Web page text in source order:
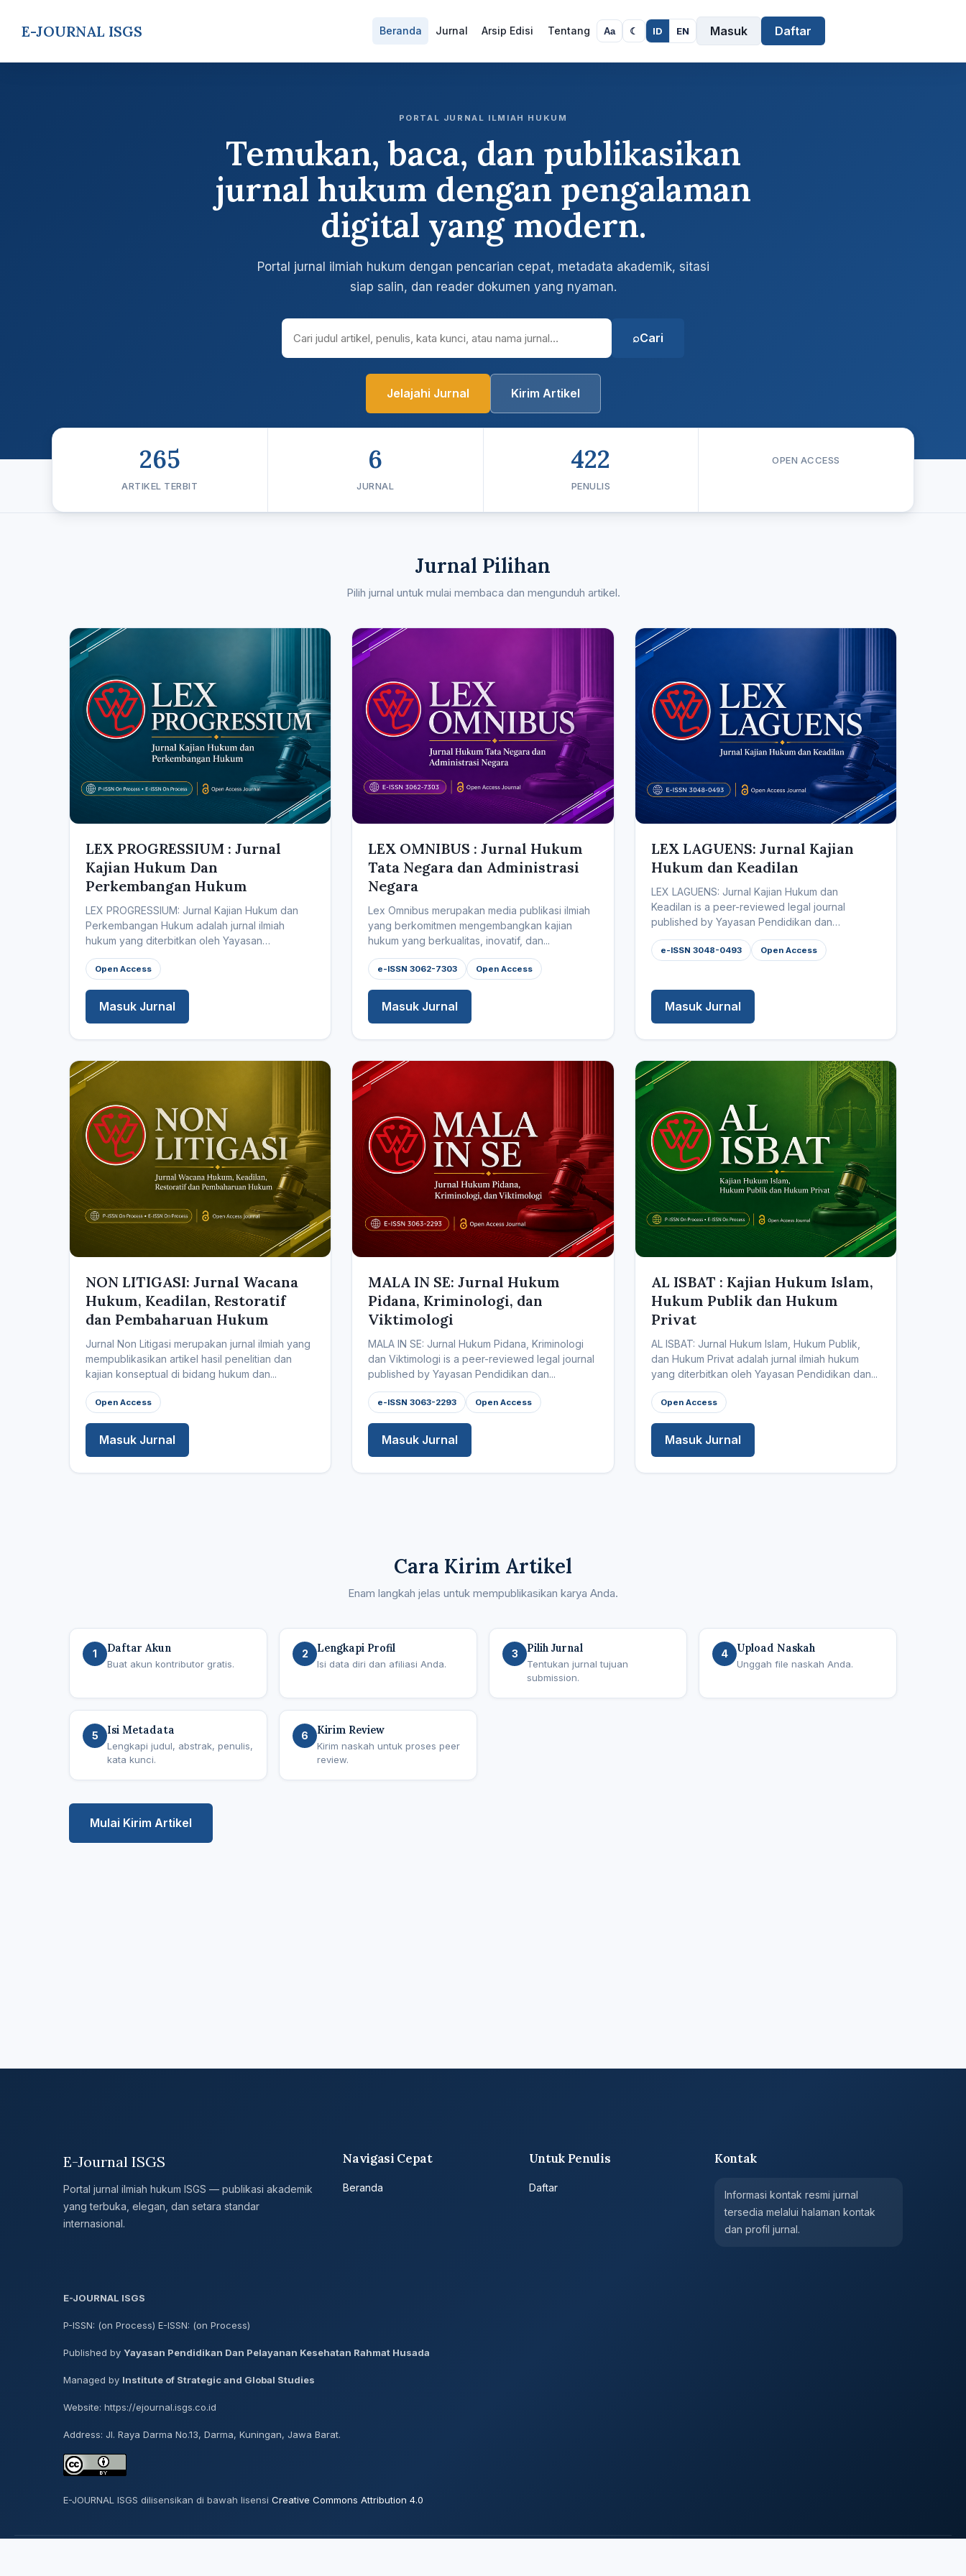
E-JOURNAL ISGS Beranda Jurnal Arsip Edisi Tentang Aa ☾ ID EN Masuk Daftar
PORTAL JURNAL ILMIAH HUKUM
Temukan, baca, dan publikasikan
jurnal hukum dengan pengalaman
digital yang modern.
Portal jurnal ilmiah hukum dengan pencarian cepat, metadata akademik, sitasi
siap salin, dan reader dokumen yang nyaman.
Cari
Jelajahi Jurnal Kirim Artikel
265
ARTIKEL TERBIT
6
JURNAL
422
PENULIS
OPEN ACCESS
Jurnal Pilihan
Pilih jurnal untuk mulai membaca dan mengunduh artikel.
LEX PROGRESSIUM : Jurnal
Kajian Hukum Dan
Perkembangan Hukum
LEX PROGRESSIUM: Jurnal Kajian Hukum dan
Perkembangan Hukum adalah jurnal ilmiah
hukum yang diterbitkan oleh Yayasan
Pendidikan dan...
Open Access
Masuk Jurnal
LEX OMNIBUS : Jurnal Hukum
Tata Negara dan Administrasi
Negara
Lex Omnibus merupakan media publikasi ilmiah
yang berkomitmen mengembangkan kajian
hukum yang berkualitas, inovatif, dan...
e-ISSN 3062-7303 Open Access
Masuk Jurnal
LEX LAGUENS: Jurnal Kajian
Hukum dan Keadilan
LEX LAGUENS: Jurnal Kajian Hukum dan
Keadilan is a peer-reviewed legal journal
published by Yayasan Pendidikan dan
Pelayanan Kesehatan...
e-ISSN 3048-0493 Open Access
Masuk Jurnal
NON LITIGASI: Jurnal Wacana
Hukum, Keadilan, Restoratif
dan Pembaharuan Hukum
Jurnal Non Litigasi merupakan jurnal ilmiah yang
mempublikasikan artikel hasil penelitian dan
kajian konseptual di bidang hukum dan...
Open Access
Masuk Jurnal
MALA IN SE: Jurnal Hukum
Pidana, Kriminologi, dan
Viktimologi
MALA IN SE: Jurnal Hukum Pidana, Kriminologi
dan Viktimologi is a peer-reviewed legal journal
published by Yayasan Pendidikan dan...
e-ISSN 3063-2293 Open Access
Masuk Jurnal
AL ISBAT : Kajian Hukum Islam,
Hukum Publik dan Hukum
Privat
AL ISBAT: Jurnal Hukum Islam, Hukum Publik,
dan Hukum Privat adalah jurnal ilmiah hukum
yang diterbitkan oleh Yayasan Pendidikan dan...
Open Access
Masuk Jurnal
Cara Kirim Artikel
Enam langkah jelas untuk mempublikasikan karya Anda.
1 Daftar Akun
Buat akun kontributor gratis.
2 Lengkapi Profil
Isi data diri dan afiliasi Anda.
3 Pilih Jurnal
Tentukan jurnal tujuan
submission.
4 Upload Naskah
Unggah file naskah Anda.
5 Isi Metadata
Lengkapi judul, abstrak, penulis,
kata kunci.
6 Kirim Review
Kirim naskah untuk proses peer
review.
Mulai Kirim Artikel
E-Journal ISGS
Portal jurnal ilmiah hukum ISGS — publikasi akademik
yang terbuka, elegan, dan setara standar
internasional.
Navigasi Cepat
Beranda
Untuk Penulis
Daftar
Kontak
Informasi kontak resmi jurnal
tersedia melalui halaman kontak
dan profil jurnal.
E-JOURNAL ISGS
P-ISSN: (on Process) E-ISSN: (on Process)
Published by Yayasan Pendidikan Dan Pelayanan Kesehatan Rahmat Husada
Managed by Institute of Strategic and Global Studies
Website: https://ejournal.isgs.co.id
Address: Jl. Raya Darma No.13, Darma, Kuningan, Jawa Barat.
E-JOURNAL ISGS dilisensikan di bawah lisensi Creative Commons Attribution 4.0